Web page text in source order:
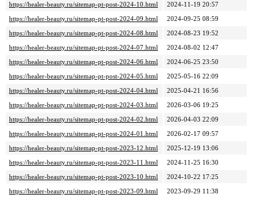
https://healer-beauty.ru/sitemap-pt-post-2024-10.html
2024-11-19 20:57
https://healer-beauty.ru/sitemap-pt-post-2024-09.html
2024-09-25 08:59
https://healer-beauty.ru/sitemap-pt-post-2024-08.html
2024-08-23 19:52
https://healer-beauty.ru/sitemap-pt-post-2024-07.html
2024-08-02 12:47
https://healer-beauty.ru/sitemap-pt-post-2024-06.html
2024-06-25 23:50
https://healer-beauty.ru/sitemap-pt-post-2024-05.html
2025-05-16 22:09
https://healer-beauty.ru/sitemap-pt-post-2024-04.html
2025-04-21 16:56
https://healer-beauty.ru/sitemap-pt-post-2024-03.html
2026-03-06 19:25
https://healer-beauty.ru/sitemap-pt-post-2024-02.html
2026-04-03 22:09
https://healer-beauty.ru/sitemap-pt-post-2024-01.html
2026-02-17 09:57
https://healer-beauty.ru/sitemap-pt-post-2023-12.html
2025-12-19 13:06
https://healer-beauty.ru/sitemap-pt-post-2023-11.html
2024-11-25 16:30
https://healer-beauty.ru/sitemap-pt-post-2023-10.html
2024-10-22 17:25
https://healer-beauty.ru/sitemap-pt-post-2023-09.html
2023-09-29 11:38